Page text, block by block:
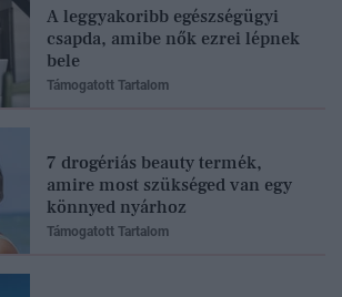
A leggyakoribb egészségügyi
csapda, amibe nők ezrei lépnek
bele
Támogatott Tartalom
7 drogériás beauty termék,
amire most szükséged van egy
könnyed nyárhoz
Támogatott Tartalom